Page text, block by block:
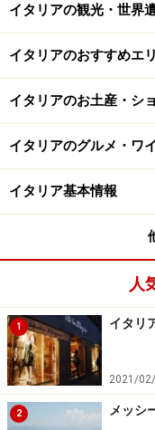
TEL：081-417-582
営業時間：7:00～翌
定休日：なし
アクセス：キアイ
できたての
リー
店頭販売のみの小さな
ウンベルトI世のガ
ー」。ナポリで知ら
イタリアの観光・世界
イタリアのおすすめエ
イタリアのお土産・シ
イタリアのグルメ・ワ
イタリア基本情報
人
1 イタリ
2021/
2 メッシ